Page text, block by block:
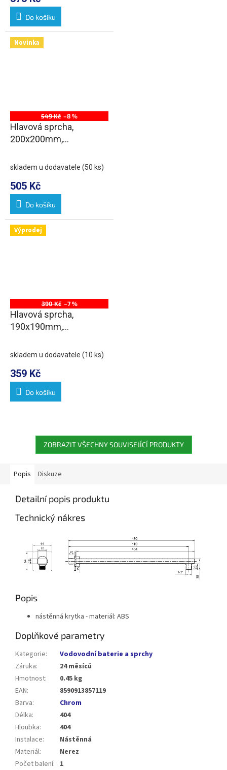
Do košíku
Novinka
549 Kč –8 %
Hlavová sprcha,
200x200mm,
skladem u dodavatele (50 ks)
505 Kč
Do košíku
Výprodej
390 Kč –7 %
Hlavová sprcha,
190x190mm,
skladem u dodavatele (10 ks)
359 Kč
Do košíku
ZOBRAZIT VŠECHNY SOUVISEJÍCÍ PRODUKTY
Popis Diskuze
Detailní popis produktu
Technický nákres
Popis
nástěnná krytka - materiál: ABS
Doplňkové parametry
Kategorie:
Vodovodní baterie a sprchy
Záruka:
24 měsíců
Hmotnost:
0.45 kg
EAN:
8590913857119
Barva:
Chrom
Délka:
404
Hloubka:
404
Instalace:
Nástěnná
Materiál:
Nerez
Počet balení: 1